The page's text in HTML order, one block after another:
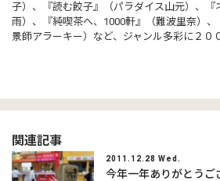
子）、『読む餃子』（パラダイス山元）、『
雨）、『純喫茶へ、1000軒』（難波里奈）
景師アラーキー）など、ジャンル多彩に２０
関連記事
2011.12.28 Wed.
今年一年ありがとうご